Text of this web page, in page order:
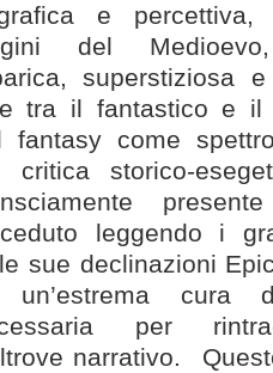
e
del
superstiziosa
tra il fantastico e il
come
storico-
leggendo i
sue declinazioni
un’estrema cura
per
narrativo.